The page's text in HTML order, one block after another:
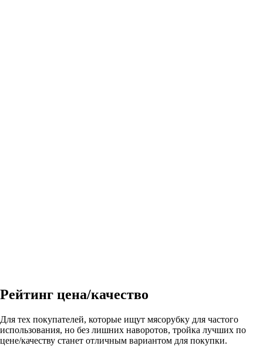
Рейтинг цена/качество
Для тех покупателей, которые ищут мясорубку для частого
использования, но без лишних наворотов, тройка лучших по
цене/качеству станет отличным вариантом для покупки.